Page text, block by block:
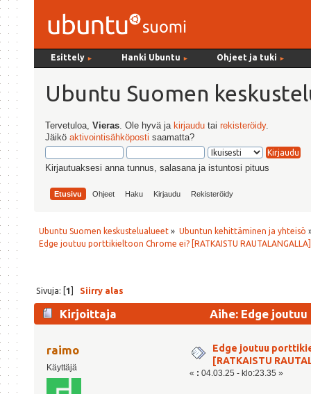
Esittely ► Hanki Ubuntu ► Ohjeet ja tuki ►
Ubuntu Suomen
Tervetuloa,Vieras . Ole hyvä ja kirjaudu tairekisteröidy.
Jäiköaktivointisähköposti saamatta?
Kirjautuaksesi anna tunnus, salasana ja istuntosi pituus
Etusivu Ohjeet Haku Kirjaudu Rekisteröidy
Ubuntu Suomen keskustelualueet » Ubuntun kehittäminen ja yhteisö
Edge joutuu porttikieltoon Chrome ei? [RATKAISTU RAUTALANGALLA]
Sivuja: [1] Siirry alas
Kirjoittaja
Aihe: Edge
raimo
Käyttäjä
Edge joutuu
[RATKAISTU
« : 04.03.25 - klo:23.35 »